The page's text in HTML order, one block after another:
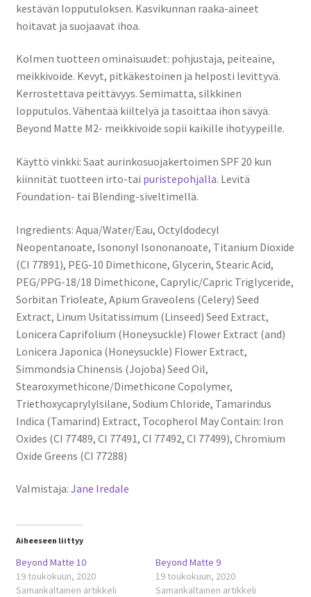
kestävän lopputuloksen. Kasvikunnan raaka-aineet
hoitavat ja suojaavat ihoa.
Kolmen tuotteen ominaisuudet: pohjustaja, peiteaine,
meikkivoide. Kevyt, pitkäkestoinen ja helposti levittyvä.
Kerrostettava peittävyys. Semimatta, silkkinen
lopputulos. Vähentää kiiltelyä ja tasoittaa ihon sävyä.
Beyond Matte M2- meikkivoide sopii kaikille ihotyypeille.
Käyttö vinkki: Saat aurinkosuojakertoimen SPF 20 kun
kiinnität tuotteen irto-tai puristepohjalla. Levitä
Foundation- tai Blending-siveltimellä.
Ingredients: Aqua/Water/Eau, Octyldodecyl
Neopentanoate, Isononyl Isononanoate, Titanium Dioxide
(CI 77891), PEG-10 Dimethicone, Glycerin, Stearic Acid,
PEG/PPG-18/18 Dimethicone, Caprylic/Capric Triglyceride,
Sorbitan Trioleate, Apium Graveolens (Celery) Seed
Extract, Linum Usitatissimum (Linseed) Seed Extract,
Lonicera Caprifolium (Honeysuckle) Flower Extract (and)
Lonicera Japonica (Honeysuckle) Flower Extract,
Simmondsia Chinensis (Jojoba) Seed Oil,
Stearoxymethicone/Dimethicone Copolymer,
Triethoxycaprylylsilane, Sodium Chloride, Tamarindus
Indica (Tamarind) Extract, Tocopherol May Contain: Iron
Oxides (CI 77489, CI 77491, CI 77492, CI 77499), Chromium
Oxide Greens (CI 77288)
Valmistaja: Jane Iredale
Aiheeseen liittyy
Beyond Matte 10
19 toukokuun, 2020
Samankaltainen artikkeli
Beyond Matte 9
19 toukokuun, 2020
Samankaltainen artikkeli